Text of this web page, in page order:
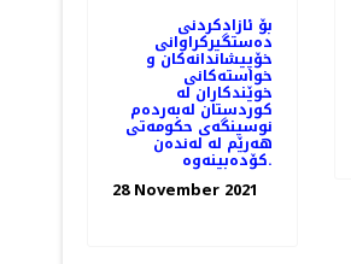
بۆ ئازادکردنی
دەستگیرکراوانی
خۆپیشاندانەکان و
خواستەکانی
خوێندکاران لە
کوردستان لەبەردەم
نوسینگەی حکومەتی
هەرێم لە لەندەن
کۆدەبینەوە.
28 November 2021